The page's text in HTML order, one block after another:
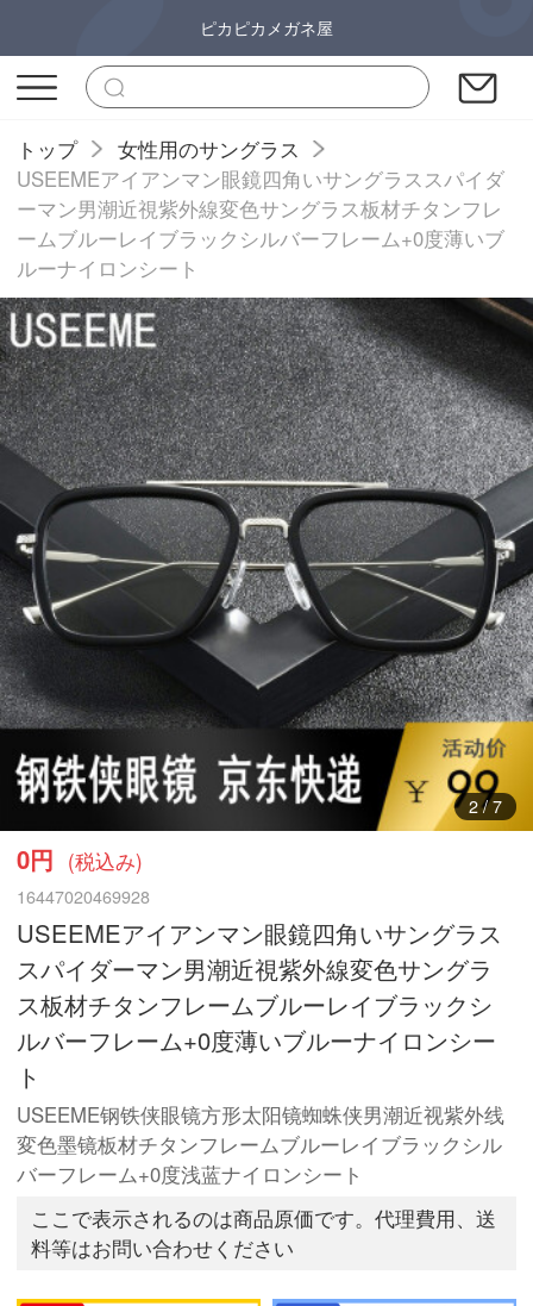
ピカピカメガネ屋
トップ
女性用のサングラス
USEEMEアイアンマン眼鏡四角いサングラススパイダ
ーマン男潮近視紫外線変色サングラス板材チタンフレ
ームブルーレイブラックシルバーフレーム+0度薄いブ
ルーナイロンシート
3/7
0円 (税込み)
16447020469928
USEEMEアイアンマン眼鏡四角いサングラス
スパイダーマン男潮近視紫外線変色サングラ
ス板材チタンフレームブルーレイブラックシ
ルバーフレーム+0度薄いブルーナイロンシー
ト
USEEME钢铁侠眼镜方形太阳镜蜘蛛侠男潮近视紫外线
変色墨镜板材チタンフレームブルーレイブラックシル
バーフレーム+0度浅蓝ナイロンシート
ここで表示されるのは商品原価です。代理費用、送
料等はお問い合わせください